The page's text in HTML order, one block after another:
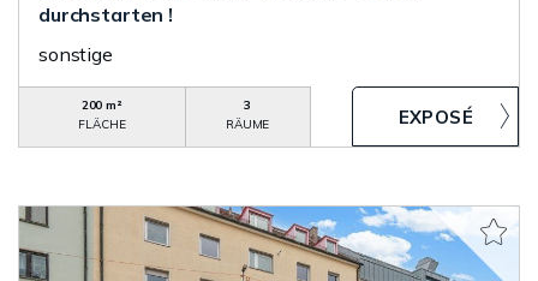
durchstarten !
sonstige
200 m²
FLÄCHE
3
RÄUME